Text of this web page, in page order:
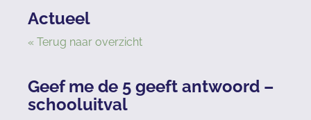
Actueel
« Terug naar overzicht
Geef me de 5 geeft antwoord –
schooluitval